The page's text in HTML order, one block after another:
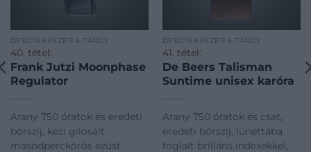
DESIGN ÉKSZER & TÁRGY
40. tétel:
Frank Jutzi Moonphase
Regulator
Arany 750 óratok és eredeti
bőrszíj, kézi gilosált
másodperckörös ezüst
DESIGN ÉKSZER & TÁRGY
41. tétel:
De Beers Talisman
Suntime unisex karóra
Arany 750 óratok és csat,
eredeti bőrszíj, lünettába
foglalt briliáns indexekkel,